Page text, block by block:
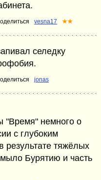
vesna17 ★★
селедку
jonas
"Время" немного о
с глубоким
результате тяжёлых
Бурятию и часть